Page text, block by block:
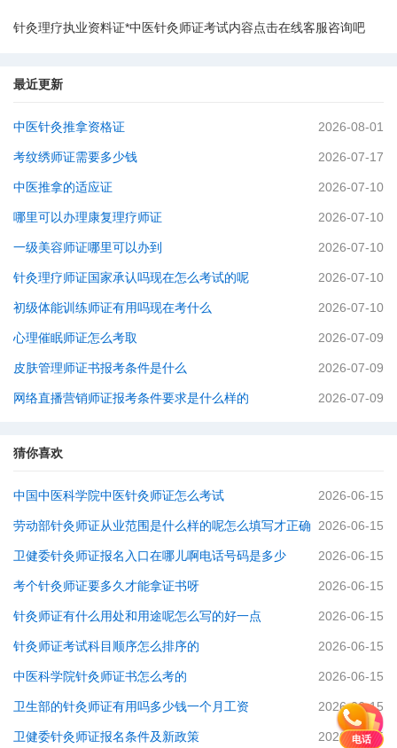
针灸理疗执业资料证*中医针灸师证考试内容点击在线客服咨询吧
最近更新
中医针灸推拿资格证 2026-08-01
考纹绣师证需要多少钱 2026-07-17
中医推拿的适应证 2026-07-10
哪里可以办理康复理疗师证 2026-07-10
一级美容师证哪里可以办到 2026-07-10
针灸理疗师证国家承认吗现在怎么考试的呢 2026-07-10
初级体能训练师证有用吗现在考什么 2026-07-10
心理催眠师证怎么考取 2026-07-09
皮肤管理师证书报考条件是什么 2026-07-09
网络直播营销师证报考条件要求是什么样的 2026-07-09
猜你喜欢
中国中医科学院中医针灸师证怎么考试 2026-06-15
劳动部针灸师证从业范围是什么样的呢怎么填写才正确 2026-06-15
卫健委针灸师证报名入口在哪儿啊电话号码是多少 2026-06-15
考个针灸师证要多久才能拿证书呀 2026-06-15
针灸师证有什么用处和用途呢怎么写的好一点 2026-06-15
针灸师证考试科目顺序怎么排序的 2026-06-15
中医科学院针灸师证书怎么考的 2026-06-15
卫生部的针灸师证有用吗多少钱一个月工资 2026-06-15
卫健委针灸师证报名条件及新政策 2026-06-15
电话